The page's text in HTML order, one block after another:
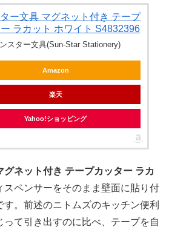
ー文具 マグネット付き テープ
ラカット ホワイト S4832396
スター文具(Sun-Star Stationery)
Amazon
楽天
Yahoo!ショッピング
グネット付き テープカッター ラカ
スペンサーをそのまま壁面に貼り付
。前述のニトムズのキッチン便利
って引き出すのに比べ、テープを自